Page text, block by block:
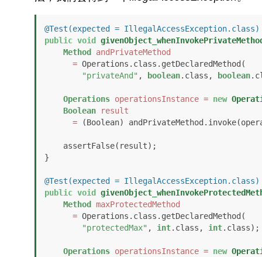
@Test(expected = IllegalAccessException.class)
public void
Method
andPrivateMethod
= Operations.class.getDeclaredMethod(
"privateAnd" , boolean.class, boolean
Operations operationsInstance = new
Boolean
result
= (Boolean)
}
@Test(expected = IllegalAccessException.class)
public void
Method
maxProtectedMethod
= Operations.class.getDeclaredMethod(
"protectedMax" , int.class, int.class);
Operations operationsInstance = new